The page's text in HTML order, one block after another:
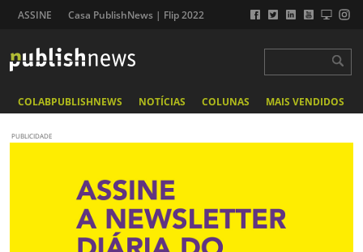
ASSINE Casa PublishNews | Flip 2022
COLABPUBLISHNEWS NOTÍCIAS COLUNAS MAIS VENDIDOS
PUBLICIDADE